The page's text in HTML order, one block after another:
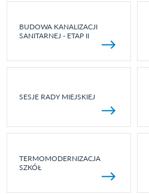
BUDOWA KANALIZACJI
SANITARNEJ - ETAP II
SESJE RADY MIEJSKIEJ
TERMOMODERNIZACJA
SZKÓŁ